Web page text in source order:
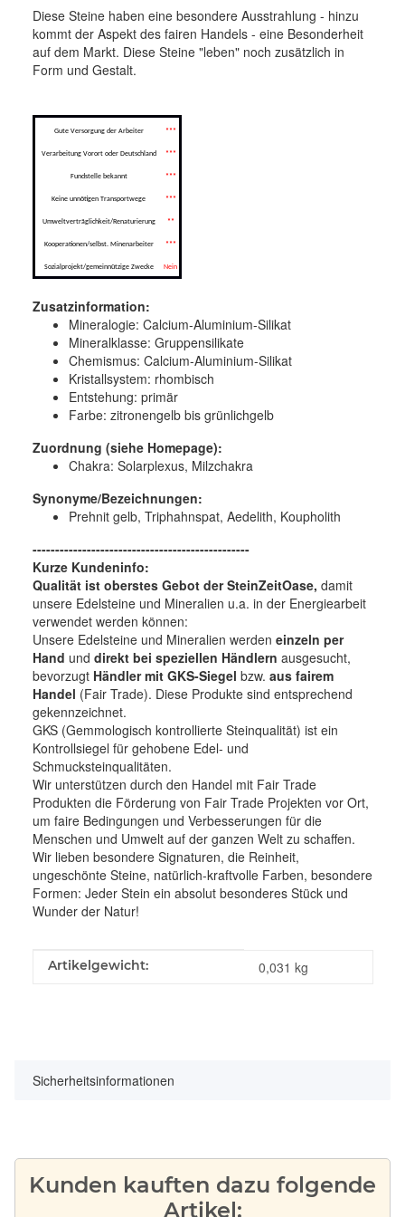
Diese Steine haben eine besondere Ausstrahlung - hinzu
kommt der Aspekt des fairen Handels - eine Besonderheit
auf dem Markt. Diese Steine "leben" noch zusätzlich in
Form und Gestalt.
Gute Versorgung der Arbeiter ***
Verarbeitung Vorort oder Deutschland ***
Fundstelle bekannt ***
Keine unnötigen Transportwege ***
Umweltverträglichkeit/Renaturierung **
Kooperationen/selbst. Minenarbeiter ***
Sozialprojekt/gemeinnützige Zwecke Nein
Zusatzinformation:
Mineralogie: Calcium-Aluminium-Silikat
Mineralklasse: Gruppensilikate
Chemismus: Calcium-Aluminium-Silikat
Kristallsystem: rhombisch
Entstehung: primär
Farbe: zitronengelb bis grünlichgelb
Zuordnung (siehe Homepage):
Chakra: Solarplexus, Milzchakra
Synonyme/Bezeichnungen:
Prehnit gelb, Triphahnspat, Aedelith, Koupholith
------------------------------------------------
Kurze Kundeninfo:
Qualität ist oberstes Gebot der SteinZeitOase, damit
unsere Edelsteine und Mineralien u.a. in der Energiearbeit
verwendet werden können:
Unsere Edelsteine und Mineralien werden einzeln per
Hand und direkt bei speziellen Händlern ausgesucht,
bevorzugt Händler mit GKS-Siegel bzw. aus fairem
Handel (Fair Trade). Diese Produkte sind entsprechend
gekennzeichnet.
GKS (Gemmologisch kontrollierte Steinqualität) ist ein
Kontrollsiegel für gehobene Edel- und
Schmucksteinqualitäten.
Wir unterstützen durch den Handel mit Fair Trade
Produkten die Förderung von Fair Trade Projekten vor Ort,
um faire Bedingungen und Verbesserungen für die
Menschen und Umwelt auf der ganzen Welt zu schaffen.
Wir lieben besondere Signaturen, die Reinheit,
ungeschönte Steine, natürlich-kraftvolle Farben, besondere
Formen: Jeder Stein ein absolut besonderes Stück und
Wunder der Natur!
Produkteigenschaft
Wert
Artikelgewicht: 0,031 kg
Sicherheitsinformationen
Kunden kauften dazu folgende
Artikel: